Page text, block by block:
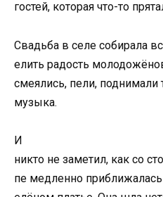
гостей, которая что-то
Свадьба в селе собирала
елить радость
смеялись, пели, поднимали
музыка.
И
никто не заметил, как со
пе медленно приближалась